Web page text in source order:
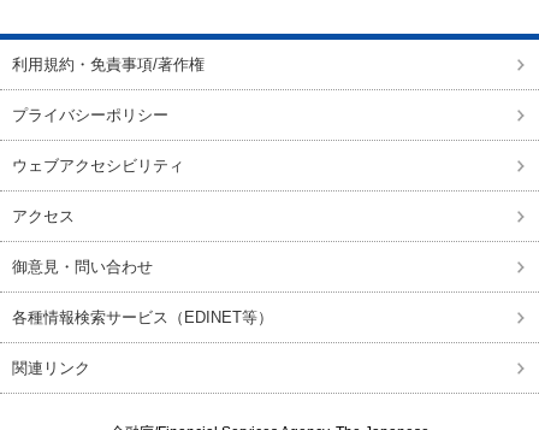
利用規約・免責事項/著作権
プライバシーポリシー
ウェブアクセシビリティ
アクセス
御意見・問い合わせ
各種情報検索サービス（EDINET等）
関連リンク